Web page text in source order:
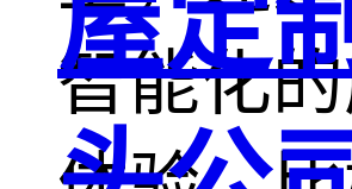
智能化
屋定